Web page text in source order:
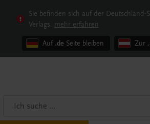
Sie befinden sich auf der Deutschland-
Verlags. mehr erfahren
Auf .de Seite bleiben Zur